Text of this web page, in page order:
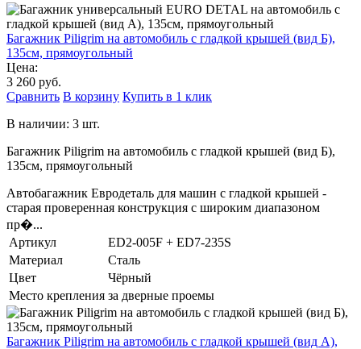
Багажник Piligrim на автомобиль с гладкой крышей (вид Б),
135см, прямоугольный
Цена:
3 260 руб.
Сравнить В корзину Купить в 1 клик
В наличии: 3 шт.
Багажник Piligrim на автомобиль с гладкой крышей (вид Б),
135см, прямоугольный
Автобагажник Евродеталь для машин с гладкой крышей -
старая проверенная конструкция с широким диапазоном
пр�...
Артикул
ED2-005F + ED7-235S
Материал
Сталь
Цвет
Чёрный
Место крепления за дверные проемы
Багажник Piligrim на автомобиль с гладкой крышей (вид А),